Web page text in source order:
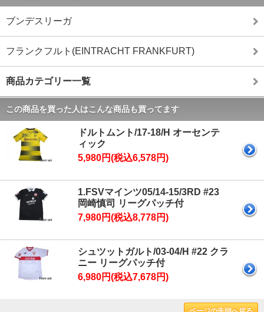
ブンデスリーガ
フランクフルト(EINTRACHT FRANKFURT)
商品カテゴリー一覧
この商品を買った人はこんな商品も買ってます
ドルトムント/17-18/H オーセンテ
ィック
5,980円(税込6,578円)
1.FSVマインツ05/14-15/3RD #23
岡崎慎司 リーグパッチ付
7,980円(税込8,778円)
シュツットガルト/03-04/H #22 クラ
ニー リーグパッチ付
6,980円(税込7,678円)